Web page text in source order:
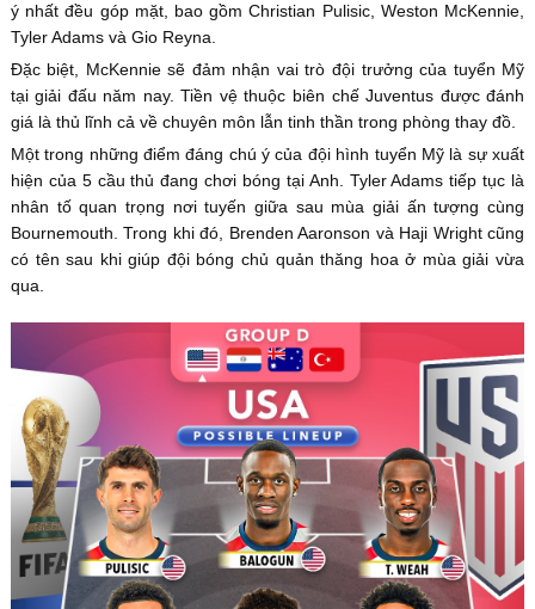
ý nhất đều góp mặt, bao gồm Christian Pulisic, Weston McKennie,
Tyler Adams và Gio Reyna.
Đặc biệt, McKennie sẽ đảm nhận vai trò đội trưởng của tuyển Mỹ
tại giải đấu năm nay. Tiền vệ thuộc biên chế Juventus được đánh
giá là thủ lĩnh cả về chuyên môn lẫn tinh thần trong phòng thay đồ.
Một trong những điểm đáng chú ý của đội hình tuyển Mỹ là sự xuất
hiện của 5 cầu thủ đang chơi bóng tại Anh. Tyler Adams tiếp tục là
nhân tố quan trọng nơi tuyến giữa sau mùa giải ấn tượng cùng
Bournemouth. Trong khi đó, Brenden Aaronson và Haji Wright cũng
có tên sau khi giúp đội bóng chủ quản thăng hoa ở mùa giải vừa
qua.